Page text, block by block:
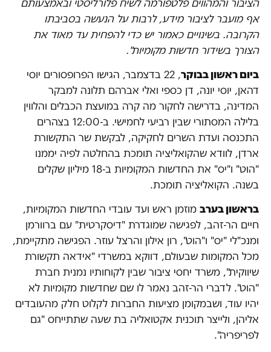
הציבור והמהווים פלטפורמה לשיח פלורליסטי ובאמצעותם
אף מועבר לציבור מידע, לרבות על הנעשה בסביבתו
הקרובה. בשינויים כאמור יש כדי להפחית עד מאוד את
הצורך בשידור חדשות מקומיות".
ביום ראשון בבוקר
, 22 בדצמבר, הגישו הפרופסורים יוסי
דהאן, יוסי יונה, דן כספי ואלי אברהם תלונה למבקר
המדינה, בדרישה לחקור מה קרה במועצת הכבלים והלווין
בלילה המסתורי שבין רביעי לחמישי. ב-12:00 בצהרים
התכנסה ועדת השרים לחקיקה, לבקשת שר התקשורת
ארדן, לוודא שהקואליציה תומכת בהחלטה לפיה יממנו
"הוט" ו"יס" את החדשות המקומיות ב-18 מיליון שקלים
בשנה. הקואליציה תומכת.
בראשון בערב מוזמן ראש ועד עובדי החדשות המקומיות,
חיים הר-זהב, לפגישה שמוגדרת "דיסקרטית" עם ברוורמן
ומנכ"לי "יס" ו"הוט", רון אילון והרצל עוזר. הפגישה מתקיימת,
מכל המקומות שבעולם, דווקא במשרדי "אידאה תקשורת
שיווקית", משרד יחסי ציבור שבין לקוחותיו נמנית חברת
"הוט". לדברי הר-זהב נאמר לו שם שחדשות מקומיות לא
יהיו עוד, ושבמקומן מציעות החברות לקלוט חלק מהעובדים
אליהן, ולייצר תוכנית אקטואליה בת שעה שתתייחס "גם
לפריפריה".